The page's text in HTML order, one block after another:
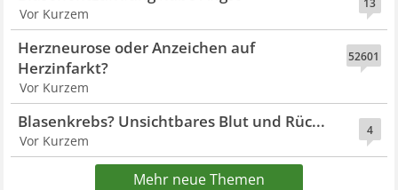
Vor Kurzem
52601
Herzneurose oder Anzeichen auf
Herzinfarkt?
Vor Kurzem
4
Blasenkrebs? Unsichtbares Blut und Rüc...
Vor Kurzem
Mehr neue Themen